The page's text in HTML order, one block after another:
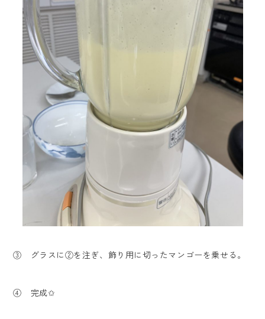
③ グラスに②を注ぎ、飾り用に切ったマンゴーを乗せる。
④ 完成✩